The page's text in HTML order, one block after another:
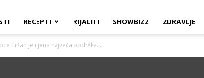
RECEPTI RIJALITI SHOWBIZZ ZDRAVLJE
Tržan je njena najveća podrška...